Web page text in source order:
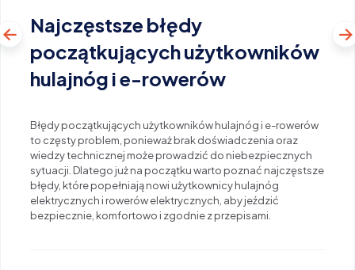
Najczęstsze błędy
początkujących użytkowników
hulajnóg i e-rowerów
Błędy początkujących użytkowników hulajnóg i e-rowerów
to częsty problem, ponieważ brak doświadczenia oraz
wiedzy technicznej może prowadzić do niebezpiecznych
sytuacji. Dlatego już na początku warto poznać najczęstsze
błędy, które popełniają nowi użytkownicy hulajnóg
elektrycznych i rowerów elektrycznych, aby jeździć
bezpiecznie, komfortowo i zgodnie z przepisami.